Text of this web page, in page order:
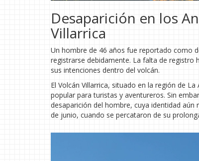
Desaparición en los
Villarrica
Un hombre de 46 años fue reportado como
registrarse debidamente. La falta de registro
sus intenciones dentro del volcán.
El Volcán Villarrica, situado en la región de
popular para turistas y aventureros. Sin
desaparición del hombre, cuya identidad
de junio, cuando se percataron de su